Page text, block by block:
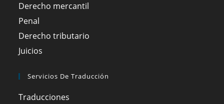
Derecho mercantil
Penal
Derecho tributario
Juicios
Servicios De Traducción
Traducciones